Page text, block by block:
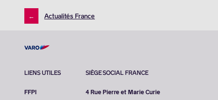
← Actualités France
LIENS UTILES
FFPI
SIÈGE SOCIAL FRANCE
4 Rue Pierre et Marie Curie